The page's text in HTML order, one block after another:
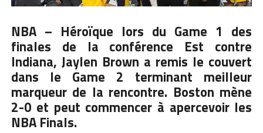
NBA – Héroïque lors du Game 1 des
finales de la conférence Est contre
Indiana, Jaylen Brown a remis le couvert
dans le Game 2 terminant meilleur
marqueur de la rencontre. Boston mène
2-0 et peut commencer à apercevoir les
NBA Finals.